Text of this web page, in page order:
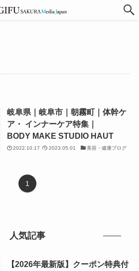
岐阜県｜岐阜市｜朝霧町｜体幹ケ
ア・ インナーケア特集｜
BODY MAKE STUDIO HAUT
2022.10.17 2023.05.01 美容・健康ブログ
1
人気記事
【2026年最新版】クーポン特典付